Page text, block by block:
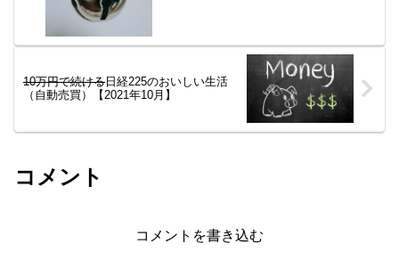
10万円で続ける 日経225のおいしい生活
（自動売買）【2021年10月】
コメント
コメントを書き込む